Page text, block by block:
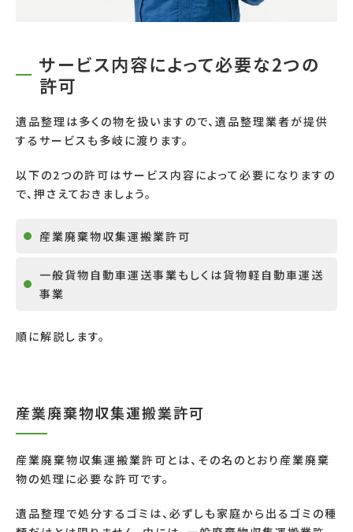
サービス内容によって必要な2つの
許可
遺品整理は多くの物を扱いますので、遺品整理業者が提供
するサービスも多岐に渡ります。
以下の2つの許可はサービス内容によって必要になりますの
で、押さえておきましょう。
産業廃棄物収集運搬業許可
一般貨物自動車運送事業もしくは貨物軽自動車運送
事業
順に解説します。
産業廃棄物収集運搬業許可
産業廃棄物収集運搬業許可とは、その名のとおり産業廃棄
物の処理に必要な許可です。
遺品整理で処分するゴミは、必ずしも家庭から出るゴミの種